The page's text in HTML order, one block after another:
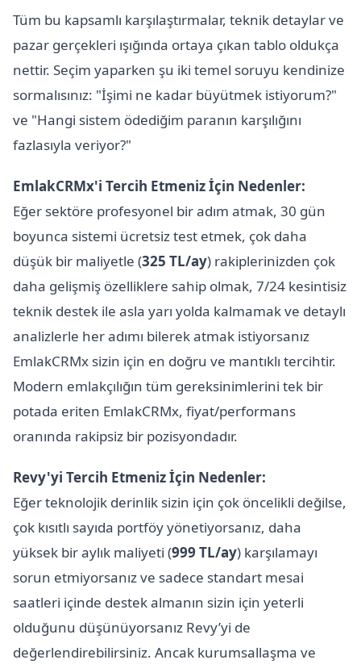
Tüm bu kapsamlı karşılaştırmalar, teknik detaylar ve
pazar gerçekleri ışığında ortaya çıkan tablo oldukça
nettir. Seçim yaparken şu iki temel soruyu kendinize
sormalısınız: "İşimi ne kadar büyütmek istiyorum?"
ve "Hangi sistem ödediğim paranın karşılığını
fazlasıyla veriyor?"
EmlakCRMx'i Tercih Etmeniz İçin Nedenler:
Eğer sektöre profesyonel bir adım atmak, 30 gün
boyunca sistemi ücretsiz test etmek, çok daha
düşük bir maliyetle (325 TL/ay) rakiplerinizden çok
daha gelişmiş özelliklere sahip olmak, 7/24 kesintisiz
teknik destek ile asla yarı yolda kalmamak ve detaylı
analizlerle her adımı bilerek atmak istiyorsanız
EmlakCRMx sizin için en doğru ve mantıklı tercihtir.
Modern emlakçılığın tüm gereksinimlerini tek bir
potada eriten EmlakCRMx, fiyat/performans
oranında rakipsiz bir pozisyondadır.
Revy'yi Tercih Etmeniz İçin Nedenler:
Eğer teknolojik derinlik sizin için çok öncelikli değilse,
çok kısıtlı sayıda portföy yönetiyorsanız, daha
yüksek bir aylık maliyeti (999 TL/ay) karşılamayı
sorun etmiyorsanız ve sadece standart mesai
saatleri içinde destek almanın sizin için yeterli
olduğunu düşünüyorsanız Revy’yi de
değerlendirebilirsiniz. Ancak kurumsallaşma ve